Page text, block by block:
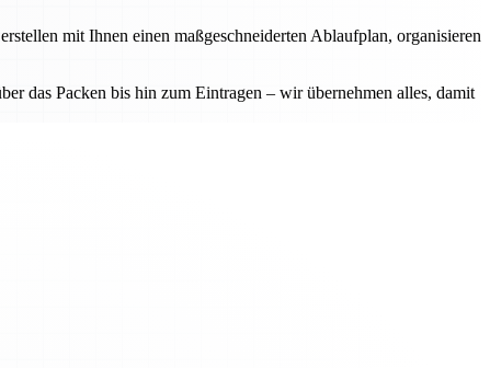
mit Ihnen einen maßgeschneiderten Ablaufplan, organisieren
das Packen bis hin zum Eintragen – wir übernehmen alles, damit